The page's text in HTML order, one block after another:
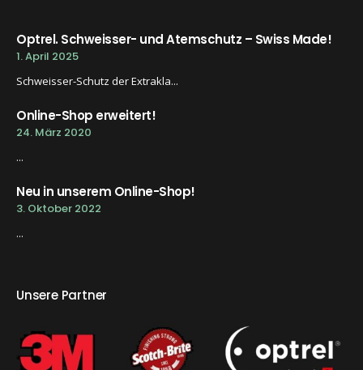
Optrel. Schweisser- und Atemschutz – Swiss Made!
1. April 2025
Schweisser-Schutz der Extrakla...
Online-Shop erweitert!
24. März 2020
...
Neu in unserem Online-Shop!
3. Oktober 2022
...
Unsere Partner